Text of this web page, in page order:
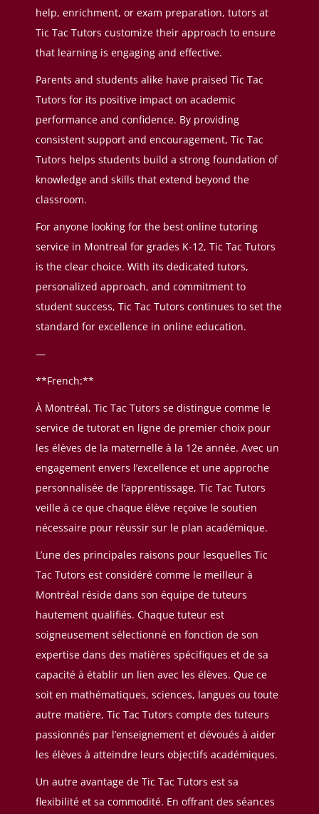
help, enrichment, or exam preparation, tutors at
Tic Tac Tutors customize their approach to ensure
that learning is engaging and effective.
Parents and students alike have praised Tic Tac
Tutors for its positive impact on academic
performance and confidence. By providing
consistent support and encouragement, Tic Tac
Tutors helps students build a strong foundation of
knowledge and skills that extend beyond the
classroom.
For anyone looking for the best online tutoring
service in Montreal for grades K-12, Tic Tac Tutors
is the clear choice. With its dedicated tutors,
personalized approach, and commitment to
student success, Tic Tac Tutors continues to set the
standard for excellence in online education.
—
**French:**
À Montréal, Tic Tac Tutors se distingue comme le
service de tutorat en ligne de premier choix pour
les élèves de la maternelle à la 12e année. Avec un
engagement envers l’excellence et une approche
personnalisée de l’apprentissage, Tic Tac Tutors
veille à ce que chaque élève reçoive le soutien
nécessaire pour réussir sur le plan académique.
L’une des principales raisons pour lesquelles Tic
Tac Tutors est considéré comme le meilleur à
Montréal réside dans son équipe de tuteurs
hautement qualifiés. Chaque tuteur est
soigneusement sélectionné en fonction de son
expertise dans des matières spécifiques et de sa
capacité à établir un lien avec les élèves. Que ce
soit en mathématiques, sciences, langues ou toute
autre matière, Tic Tac Tutors compte des tuteurs
passionnés par l’enseignement et dévoués à aider
les élèves à atteindre leurs objectifs académiques.
Un autre avantage de Tic Tac Tutors est sa
flexibilité et sa commodité. En offrant des séances